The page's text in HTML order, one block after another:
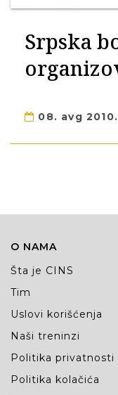
Srpska
08. avg 2010.
O NAMA
Šta je CINS
Tim
Uslovi korišćenja
Naši treninzi
Politika privatnosti
Politika kolačića